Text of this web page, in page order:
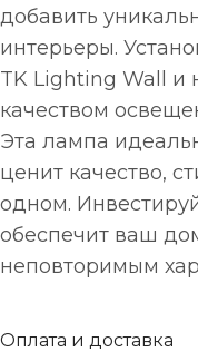
добавить
интерьеры.
TK Lighting Wall и
качеством
Эта лампа
ценит качество,
одном.
обеспечит ваш
неповторимым
Оплата и доставка